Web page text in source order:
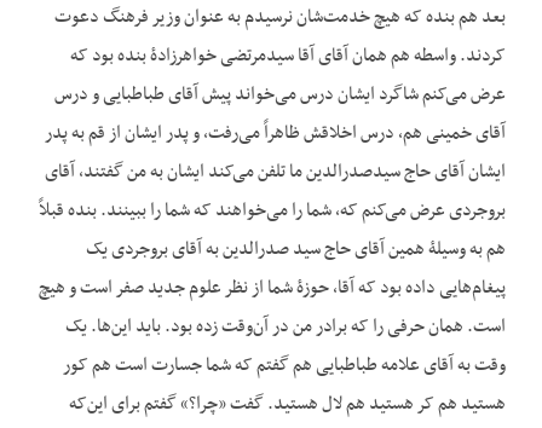
بعد هم بنده که هیچ خدمت‌شان نرسیدم به عنوان وزیر فرهنگ دعوت
کردند. واسطه هم همان آقای آقا سیدمرتضی خواهرزادۀ بنده بود که
عرض می‌کنم شاگرد ایشان درس می‌خواند پیش آقای طباطبایی و درس
آقای خمینی هم، درس اخلاقش ظاهراً می‌رفت، و پدر ایشان از قم به پدر
ایشان آقای حاج سیدصدرالدین ما تلفن می‌کند ایشان به من گفتند، آقای
بروجردی عرض می‌کنم که، شما را می‌خواهند که شما را ببینند. بنده قبلاً
هم به وسیلۀ همین آقای حاج سید صدرالدین به آقای بروجردی یک
پیغام‌هایی داده بود که آقا، حوزۀ شما از نظر علوم جدید صفر است و هیچ
است. همان حرفی را که برادر من در آن‌وقت زده بود. باید این‌ها. یک
وقت به آقای علامه طباطبایی هم گفتم که شما جسارت است هم کور
هستید هم کر هستید هم لال هستید. گفت «چرا؟» گفتم برای این‌که